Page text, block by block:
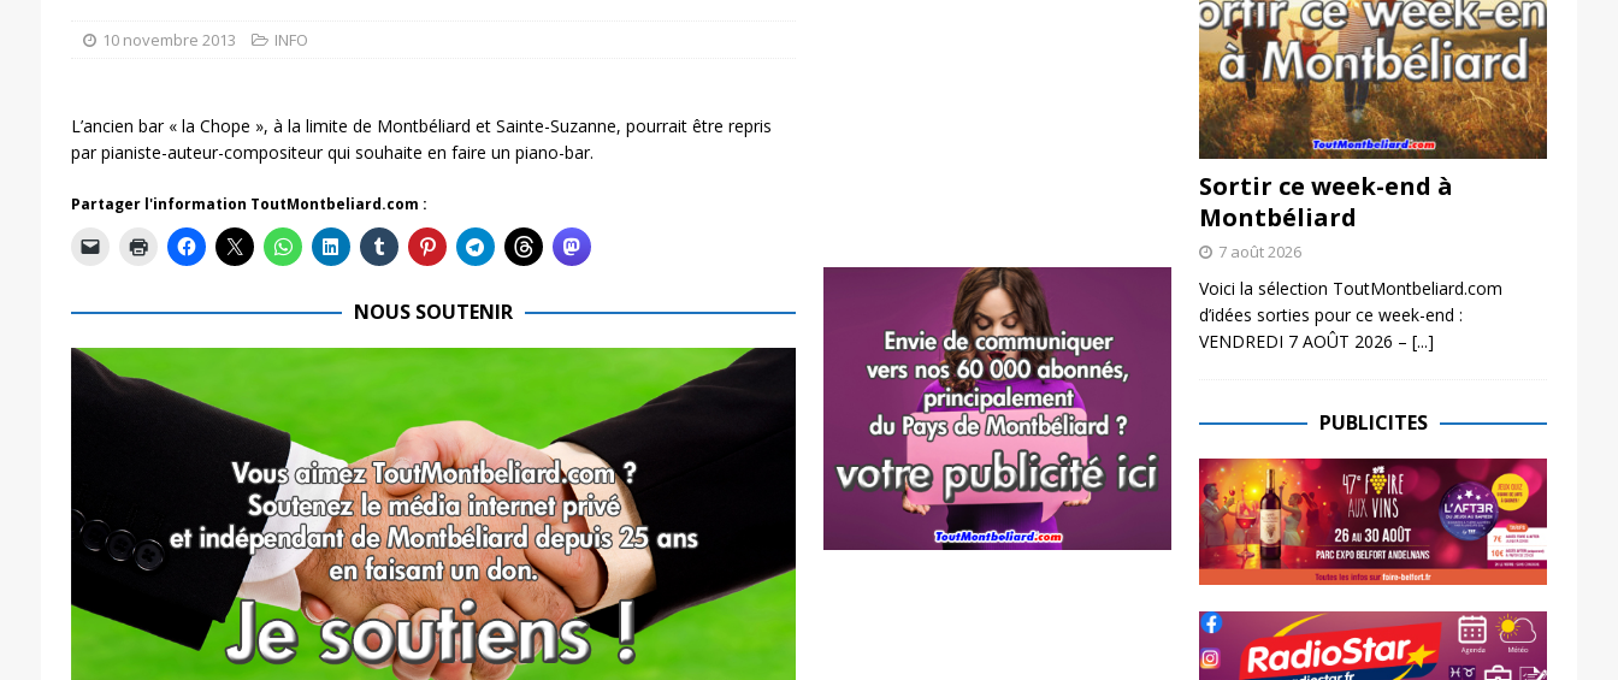
10 novembre 2013 INFO
L’ancien bar « la Chope », à la limite de Montbéliard et Sainte-Suzanne, pourrait être repris
par pianiste-auteur-compositeur qui souhaite en faire un piano-bar.
Partager l'information ToutMontbeliard.com :
NOUS SOUTENIR
Sortir ce week-end à
Montbéliard
7 août 2026
Voici la sélection ToutMontbeliard.com
d’idées sorties pour ce week-end :
VENDREDI 7 AOÛT 2026 – [...]
PUBLICITES